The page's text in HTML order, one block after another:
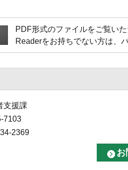
PDF形式のファイルをご覧い
Readerをお持ちでない方は、
支援課
7103
2369